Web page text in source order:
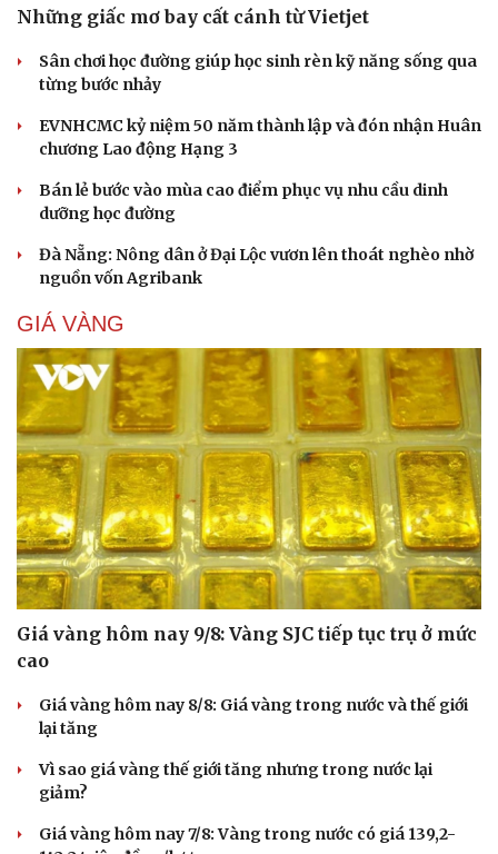
Những giấc mơ bay cất cánh từ Vietjet
Sân chơi học đường giúp học sinh rèn kỹ năng sống qua
từng bước nhảy
EVNHCMC kỷ niệm 50 năm thành lập và đón nhận Huân
chương Lao động Hạng 3
Bán lẻ bước vào mùa cao điểm phục vụ nhu cầu dinh
dưỡng học đường
Đà Nẵng: Nông dân ở Đại Lộc vươn lên thoát nghèo nhờ
nguồn vốn Agribank
GIÁ VÀNG
Giá vàng hôm nay 9/8: Vàng SJC tiếp tục trụ ở mức
cao
Giá vàng hôm nay 8/8: Giá vàng trong nước và thế giới
lại tăng
Vì sao giá vàng thế giới tăng nhưng trong nước lại
giảm?
Giá vàng hôm nay 7/8: Vàng trong nước có giá 139,2-